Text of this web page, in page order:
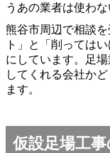
うあの業者は使わ
熊谷市周辺で相談
ト」と「削っては
にしています。足
してくれる会社か
ます。
仮設足場工